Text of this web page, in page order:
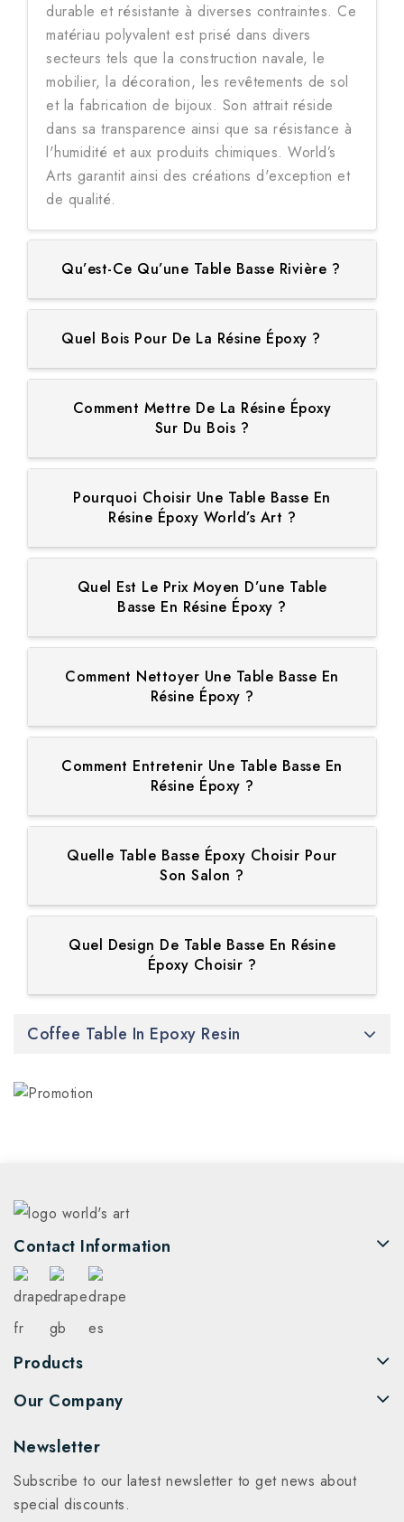
durable et résistante à diverses contraintes. Ce
matériau polyvalent est prisé dans divers
secteurs tels que la construction navale, le
mobilier, la décoration, les revêtements de sol
et la fabrication de bijoux. Son attrait réside
dans sa transparence ainsi que sa résistance à
l'humidité et aux produits chimiques. World’s
Arts garantit ainsi des créations d'exception et
de qualité.
Qu’est-Ce Qu’une Table Basse Rivière ?
Quel Bois Pour De La Résine Époxy ?
Comment Mettre De La Résine Époxy
Sur Du Bois ?
Pourquoi Choisir Une Table Basse En
Résine Époxy World’s Art ?
Quel Est Le Prix Moyen D’une Table
Basse En Résine Époxy ?
Comment Nettoyer Une Table Basse En
Résine Époxy ?
Comment Entretenir Une Table Basse En
Résine Époxy ?
Quelle Table Basse Époxy Choisir Pour
Son Salon ?
Quel Design De Table Basse En Résine
Époxy Choisir ?
Coffee Table In Epoxy Resin
Contact Information
Products
Our Company
Newsletter
Subscribe to our latest newsletter to get news about
special discounts.